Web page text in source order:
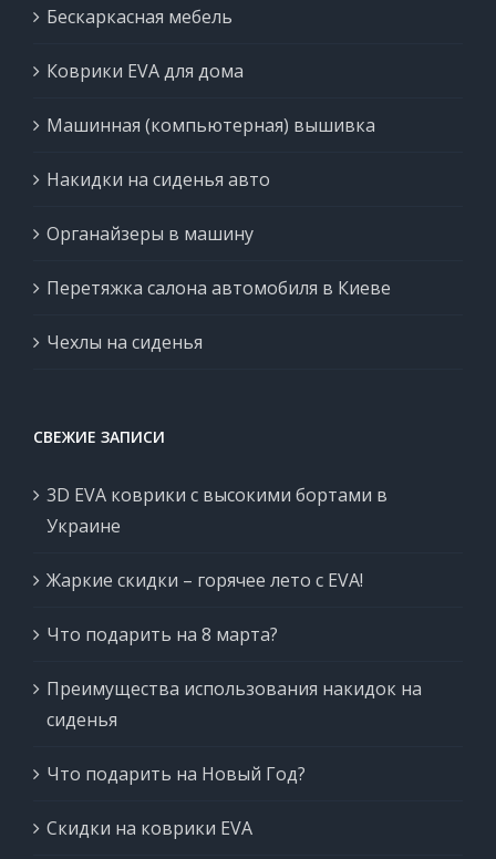
Бескаркасная мебель
Коврики EVA для дома
Машинная (компьютерная) вышивка
Накидки на сиденья авто
Органайзеры в машину
Перетяжка салона автомобиля в Киеве
Чехлы на сиденья
СВЕЖИЕ ЗАПИСИ
3D EVA коврики с высокими бортами в
Украине
Жаркие скидки – горячее лето с EVA!
Что подарить на 8 марта?
Преимущества использования накидок на
сиденья
Что подарить на Новый Год?
Скидки на коврики EVA